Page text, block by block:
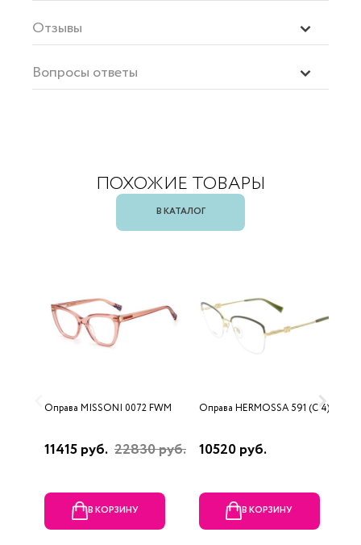
Отзывы
Вопросы ответы
ПОХОЖИЕ ТОВАРЫ
В КАТАЛОГ
Оправа MISSONI 0072 FWM
11415 руб. 22830 руб.
В КОРЗИНУ
Оправа HERMOSSA 591 (C 4)
10520 руб.
В КОРЗИНУ